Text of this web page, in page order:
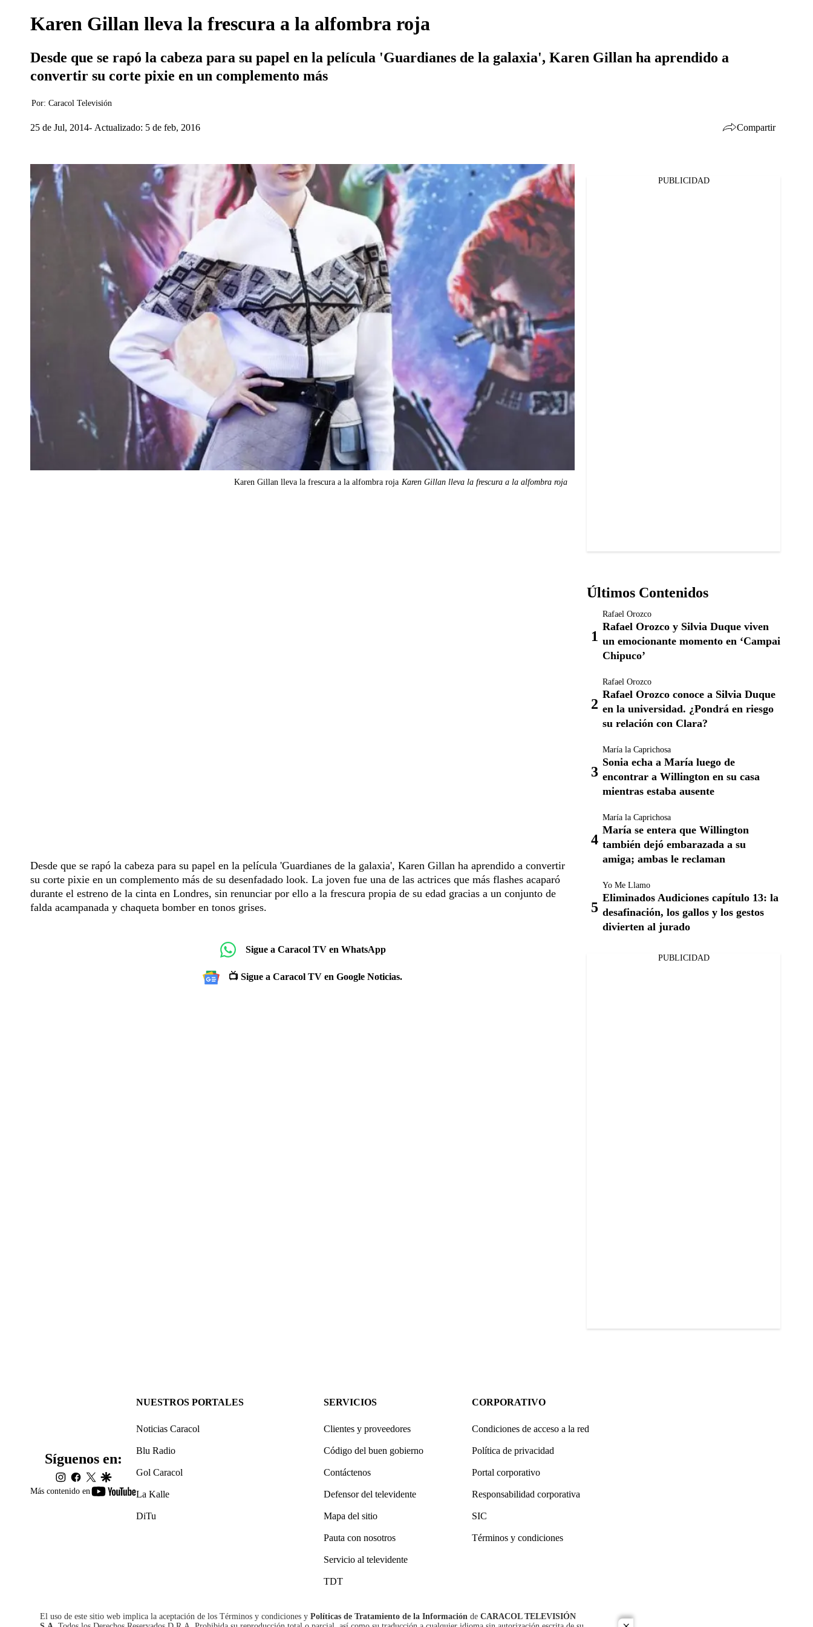
Karen Gillan lleva la frescura a la alfombra roja
Desde que se rapó la cabeza para su papel en la película 'Guardianes de la galaxia', Karen Gillan ha aprendido a
convertir su corte pixie en un complemento más
Por: Caracol Televisión
25 de Jul, 2014 Actualizado: 5 de feb, 2016 Compartir
Facebook
Twitter
Whatsapp
Karen Gillan lleva la frescura a la alfombra roja Karen Gillan lleva la frescura a la alfombra roja
Desde que se rapó la cabeza para su papel en la película 'Guardianes de la galaxia', Karen Gillan ha aprendido a convertir
su corte pixie en un complemento más de su desenfadado look. La joven fue una de las actrices que más flashes acaparó
durante el estreno de la cinta en Londres, sin renunciar por ello a la frescura propia de su edad gracias a un conjunto de
falda acampanada y chaqueta bomber en tonos grises.
Sigue a Caracol TV en WhatsApp
📺 Sigue a Caracol TV en Google Noticias.
PUBLICIDAD
Últimos Contenidos
Rafael Orozco
Rafael Orozco y Silvia Duque viven
un emocionante momento en ‘Campai
Chipuco’
Rafael Orozco
Rafael Orozco conoce a Silvia Duque
en la universidad. ¿Pondrá en riesgo
su relación con Clara?
María la Caprichosa
Sonia echa a María luego de
encontrar a Willington en su casa
mientras estaba ausente
María la Caprichosa
María se entera que Willington
también dejó embarazada a su
amiga; ambas le reclaman
Yo Me Llamo
Eliminados Audiciones capítulo 13: la
desafinación, los gallos y los gestos
divierten al jurado
PUBLICIDAD
Más contenido en
youtube-
Síguenos en:
instagram
facebook
twittergoogle
NUESTROS PORTALES
Noticias Caracol
Blu Radio
Gol Caracol
La Kalle
DiTu
SERVICIOS
Clientes y proveedores
Código del buen gobierno
Contáctenos
Defensor del televidente
Mapa del sitio
Pauta con nosotros
Servicio al televidente
TDT
CORPORATIVO
Condiciones de acceso a la red
Política de privacidad
Portal corporativo
Responsabilidad corporativa
SIC
Términos y condiciones
El uso de este sitio web implica la aceptación de los Términos y condiciones y Políticas de Tratamiento de la Información de CARACOL TELEVISIÓN